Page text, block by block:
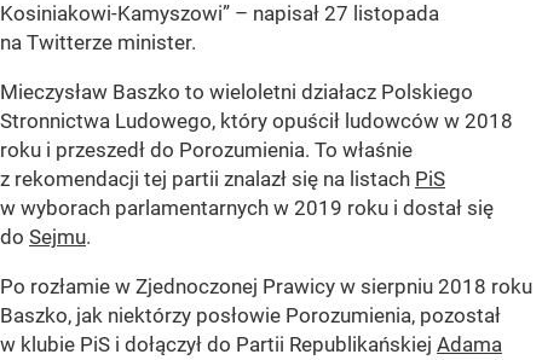
Kosiniakowi-Kamyszowi” – napisał 27 listopada
na Twitterze minister.
Mieczysław Baszko to wieloletni działacz Polskiego
Stronnictwa Ludowego, który opuścił ludowców w 2018
roku i przeszedł do Porozumienia. To właśnie
z rekomendacji tej partii znalazł się na listach PiS
w wyborach parlamentarnych w 2019 roku i dostał się
do Sejmu.
Po rozłamie w Zjednoczonej Prawicy w sierpniu 2018 roku
Baszko, jak niektórzy posłowie Porozumienia, pozostał
w klubie PiS i dołączył do Partii Republikańskiej Adama